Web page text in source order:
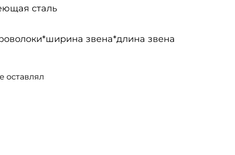
сталь
звена*длина звена
оставлял